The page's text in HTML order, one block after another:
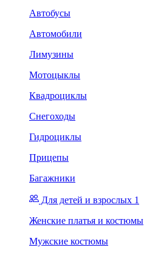
Автобусы
Автомобили
Лимузины
Мотоцыклы
Квадроциклы
Снегоходы
Гидроциклы
Прицепы
Багажники
Для детей и взрослых 1
Женские платья и костюмы
Мужские костюмы